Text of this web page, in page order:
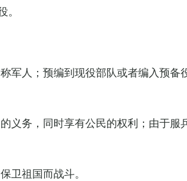
军人；预编到现役部队或者编入预备
义务，同时享有公民的权利；由于服
卫祖国而战斗。